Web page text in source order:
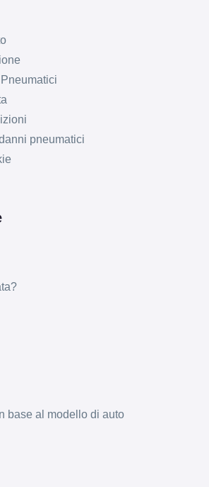
pneumatici
base al modello di auto